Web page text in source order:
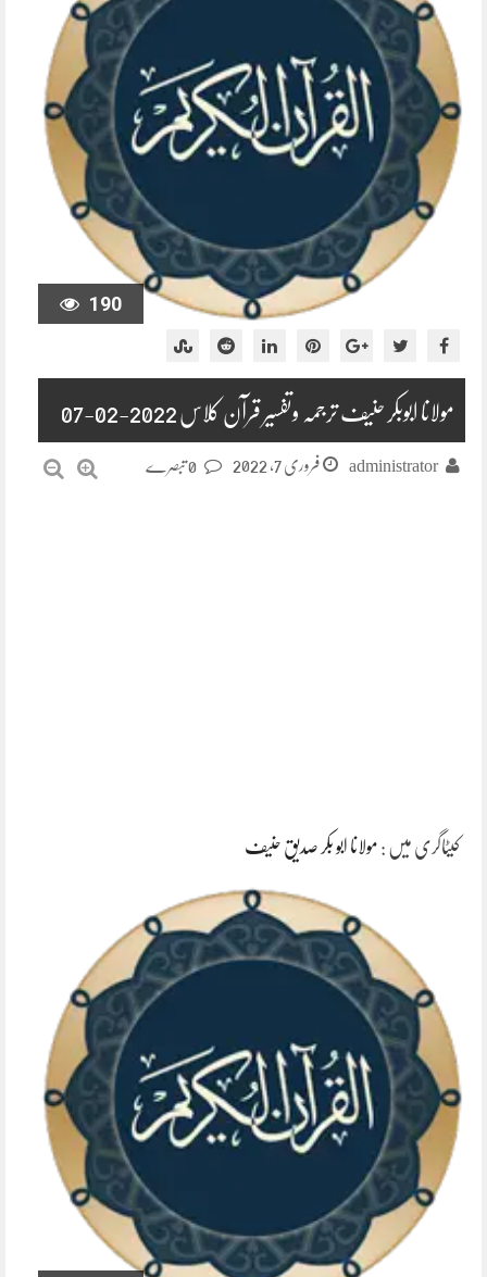
190
مولانا ابوبکر حنیف ترجمہ وتفسیر قرآن کلاس 2022-02-07
administrator فروری 7, 2022
کیٹاگری میں : مولانا ابو بکر صدیق حنیف